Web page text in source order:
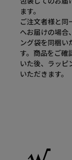
ます。
ご注文者様と同
へお届けの場合
ング袋を同梱い
す。商品をご確
いた後、ラッピ
いただきます。